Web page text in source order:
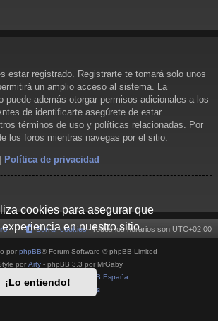
cookies para asegurar que
en nuestro sitio
¡Lo entiendo!
estar registrado. Registrarte te tomará solo unos
un amplio acceso al sistema. La
puede además otorgar permisos adicionales a los
de identificarte asegúrete de estar
términos de uso y políticas relacionadas. Por
los foros mientras navegas por el sitio.
Política de privacidad
Todos los horarios son UTC+02:00
Borrar cookies
por phpBB® Forum Software © phpBB Limited
por Arty - phpBB 3.3 por MrGaby
phpBB España
Condiciones